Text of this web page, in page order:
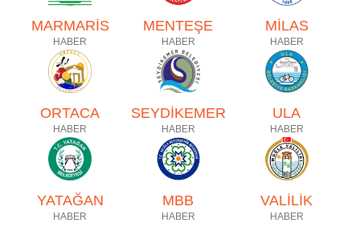
MARMARİS
HABER
MENTEŞE
HABER
MİLAS
HABER
ORTACA
HABER
SEYDİKEMER
HABER
ULA
HABER
YATAĞAN
HABER
MBB
HABER
VALİLİK
HABER